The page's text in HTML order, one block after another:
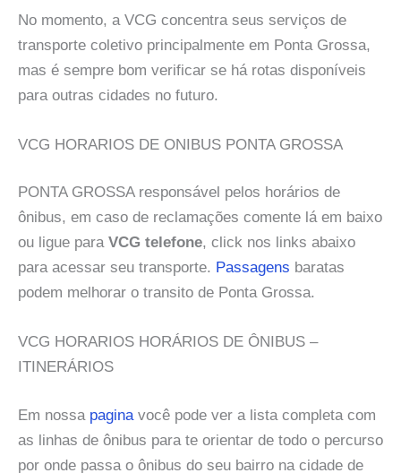
No momento, a VCG concentra seus serviços de
transporte coletivo principalmente em Ponta Grossa,
mas é sempre bom verificar se há rotas disponíveis
para outras cidades no futuro.
VCG HORARIOS DE ONIBUS PONTA GROSSA
PONTA GROSSA responsável pelos horários de
ônibus, em caso de reclamações comente lá em baixo
ou ligue para VCG telefone, click nos links abaixo
para acessar seu transporte. Passagens baratas
podem melhorar o transito de Ponta Grossa.
VCG HORARIOS HORÁRIOS DE ÔNIBUS –
ITINERÁRIOS
Em nossa paginavocê pode ver a lista completa com
as linhas de ônibus para te orientar de todo o percurso
por onde passa o ônibus do seu bairro na cidade de